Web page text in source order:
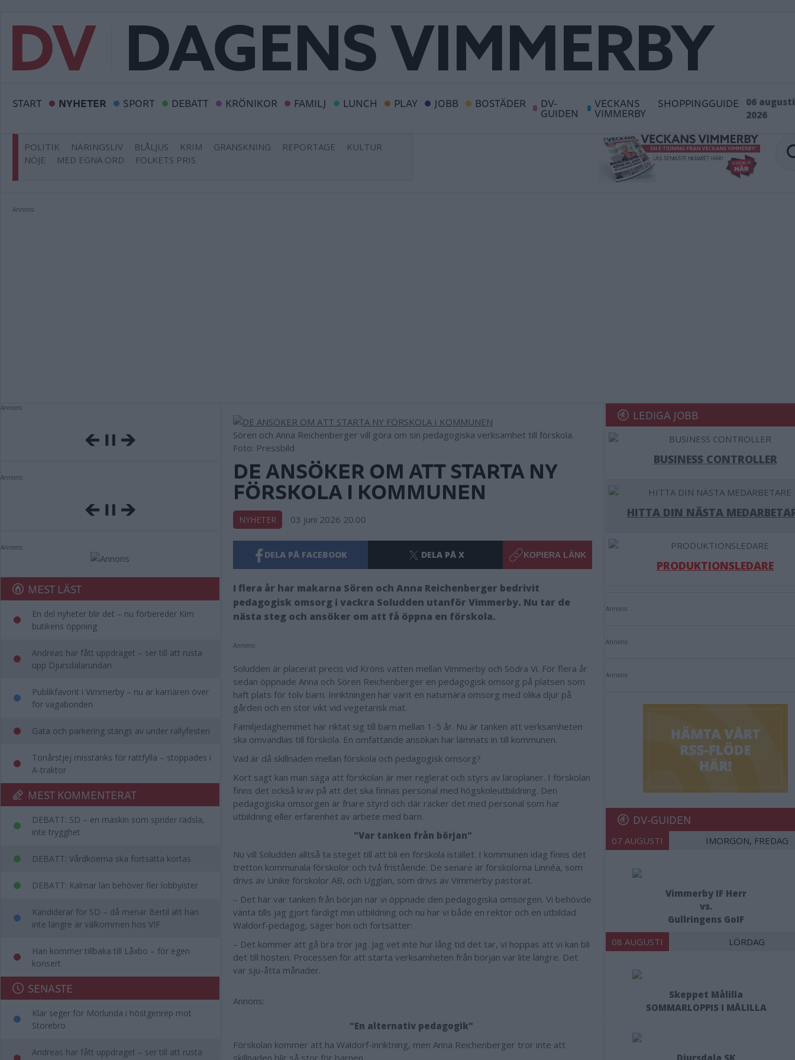
START NYHETER SPORT DEBATT KRÖNIKOR FAMILJ LUNCH PLAY JOBB BOSTÄDER DV-
GUIDEN
VECKANS
VIMMERBY
SHOPPINGGUIDE
06 augusti
2026
POLITIK NÄRINGSLIV BLÅLJUS KRIM GRANSKNING REPORTAGE
KULTUR
NÖJE
MED EGNA ORD FOLKETS PRIS
Annons:
Annons:
Annons:
Annons:
MEST LÄST
En del nyheter blir det – nu förbereder Kim
butikens öppning
Andreas har fått uppdraget – ser till att rusta
upp Djursdalarundan
Publikfavorit i Vimmerby – nu är karriären över
för vagabonden
Gata och parkering stängs av under rallyfesten
Tonårstjej misstänks för rattfylla – stoppades i
A-traktor
MEST KOMMENTERAT
DEBATT: SD – en maskin som sprider rädsla,
inte trygghet
DEBATT: Vårdköerna ska fortsätta kortas
DEBATT: Kalmar län behöver fler lobbyister
Kandiderar för SD – då menar Bertil att han
inte längre är välkommen hos VIF
Han kommer tillbaka till Låxbo – för egen
konsert
SENASTE
Klar seger för Mörlunda i höstgenrep mot
Storebro
Andreas har fått uppdraget – ser till att rusta
Sören och Anna Reichenberger vill göra om sin pedagogiska verksamhet till förskola.
Foto: Pressbild
DE ANSÖKER OM ATT STARTA NY
FÖRSKOLA I KOMMUNEN
NYHETER 03 juni 2026 20.00
DELA PÅ FACEBOOK DELA PÅ X KOPIERA LÄNK
I flera år har makarna Sören och Anna Reichenberger bedrivit
pedagogisk omsorg i vackra Soludden utanför Vimmerby. Nu tar de
nästa steg och ansöker om att få öppna en förskola.
Annons:
Soludden är placerat precis vid Kröns vatten mellan Vimmerby och Södra Vi. För flera år
sedan öppnade Anna och Sören Reichenberger en pedagogisk omsorg på platsen som
haft plats för tolv barn. Inriktningen har varit en naturnära omsorg med olika djur på
gården och en stor vikt vid vegetarisk mat.
Familjedaghemmet har riktat sig till barn mellan 1-5 år. Nu är tanken att verksamheten
ska omvandlas till förskola. En omfattande ansökan har lämnats in till kommunen.
Vad är då skillnaden mellan förskola och pedagogisk omsorg?
Kort sagt kan man säga att förskolan är mer reglerat och styrs av läroplaner. I förskolan
finns det också krav på att det ska finnas personal med högskoleutbildning. Den
pedagogiska omsorgen är friare styrd och där räcker det med personal som har
utbildning eller erfarenhet av arbete med barn.
"Var tanken från början"
Nu vill Soludden alltså ta steget till att bli en förskola istället. I kommunen idag finns det
tretton kommunala förskolor och två fristående. De senare är förskolorna Linnéa, som
drivs av Unike förskolor AB, och Ugglan, som drivs av Vimmerby pastorat.
– Det här var tanken från början när vi öppnade den pedagogiska omsorgen. Vi behövde
vänta tills jag gjort färdigt min utbildning och nu har vi både en rektor och en utbildad
Waldorf-pedagog, säger hon och fortsätter:
– Det kommer att gå bra tror jag. Jag vet inte hur lång tid det tar, vi hoppas att vi kan bli
det till hösten. Processen för att starta verksamheten från början var lite längre. Det
var sju-åtta månader.
Annons:
"En alternativ pedagogik"
Förskolan kommer att ha Waldorf-inriktning, men Anna Reichenberger tror inte att
skillnaden blir så stor för barnen.
LEDIGA JOBB
BUSINESS CONTROLLER
HITTA DIN NÄSTA
PRODUKTIONSLEDARE
Annons:
Annons:
Annons:
DV-GUIDEN
07 AUGUSTI IMORGON, FREDAG
Vimmerby IF Herr
vs.
Gullringens GoIF
08 AUGUSTI LÖRDAG
Skeppet Målilla
SOMMARLOPPIS I MÅLILLA
Djursdala SK